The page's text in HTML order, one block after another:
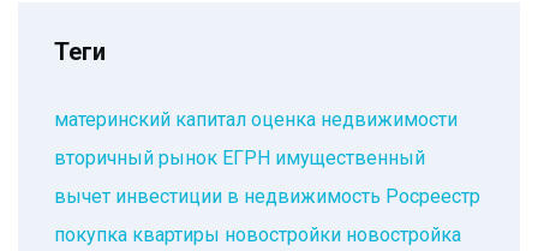
Теги
материнский капитал оценка недвижимости
вторичный рынок ЕГРН имущественный
вычет инвестиции в недвижимость Росреестр
покупка квартиры новостройки новостройка